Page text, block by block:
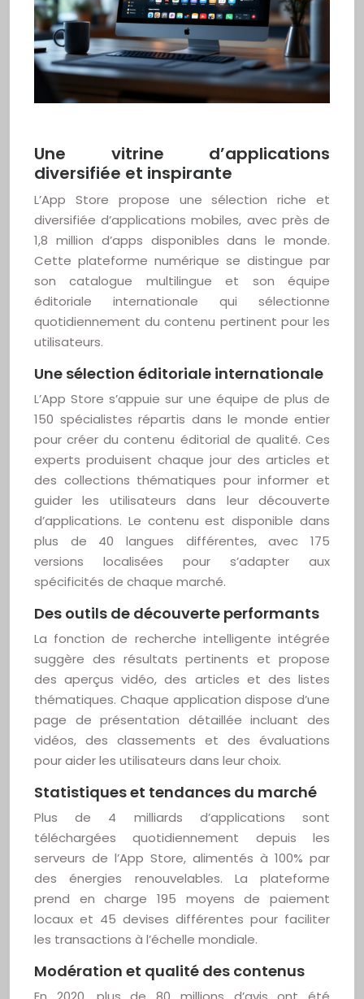
Une vitrine d’applications
diversifiée et inspirante
L’App Store propose une sélection riche et
diversifiée d’applications mobiles, avec près de
1,8 million d’apps disponibles dans le monde.
Cette plateforme numérique se distingue par
son catalogue multilingue et son équipe
éditoriale internationale qui sélectionne
quotidiennement du contenu pertinent pour les
utilisateurs.
Une sélection éditoriale internationale
L’App Store s’appuie sur une équipe de plus de
150 spécialistes répartis dans le monde entier
pour créer du contenu éditorial de qualité. Ces
experts produisent chaque jour des articles et
des collections thématiques pour informer et
guider les utilisateurs dans leur découverte
d’applications. Le contenu est disponible dans
plus de 40 langues différentes, avec 175
versions localisées pour s’adapter aux
spécificités de chaque marché.
Des outils de découverte performants
La fonction de recherche intelligente intégrée
suggère des résultats pertinents et propose
des aperçus vidéo, des articles et des listes
thématiques. Chaque application dispose d’une
page de présentation détaillée incluant des
vidéos, des classements et des évaluations
pour aider les utilisateurs dans leur choix.
Statistiques et tendances du marché
Plus de 4 milliards d’applications sont
téléchargées quotidiennement depuis les
serveurs de l’App Store, alimentés à 100% par
des énergies renouvelables. La plateforme
prend en charge 195 moyens de paiement
locaux et 45 devises différentes pour faciliter
les transactions à l’échelle mondiale.
Modération et qualité des contenus